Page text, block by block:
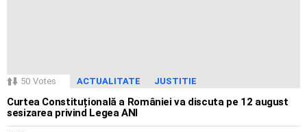
50 Votes ACTUALITATE JUSTITIE
Curtea Constituțională a României va discuta pe 12 august
sesizarea privind Legea ANI